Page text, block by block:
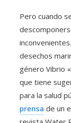
Pero cuando
desechos
género Vibrio
que tiene
para la salud
prensa de un